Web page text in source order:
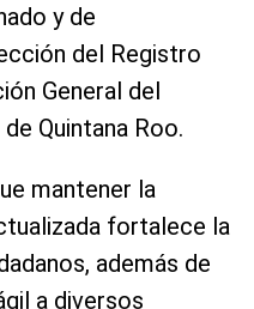
y de
del Registro
General del
Quintana Roo.
mantener la
fortalece la
además de
a diversos